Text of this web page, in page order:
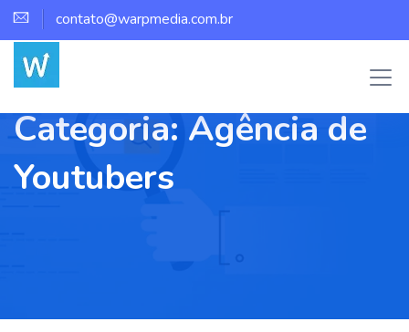
contato@warpmedia.com.br
Categoria:Agência de
Youtubers